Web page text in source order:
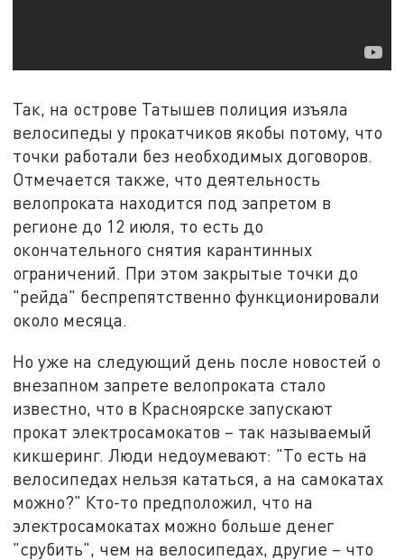
Так, на острове Татышев полиция изъяла
велосипеды у прокатчиков якобы потому, что
точки работали без необходимых договоров.
Отмечается также, что деятельность
велопроката находится под запретом в
регионе до 12 июля, то есть до
окончательного снятия карантинных
ограничений. При этом закрытые точки до
"рейда" беспрепятственно функционировали
около месяца.
Но уже на следующий день после новостей о
внезапном запрете велопроката стало
известно, что в Красноярске запускают
прокат электросамокатов – так называемый
кикшеринг. Люди недоумевают: "То есть на
велосипедах нельзя кататься, а на самокатах
можно?" Кто-то предположил, что на
электросамокатах можно больше денег
"срубить", чем на велосипедах, другие – что